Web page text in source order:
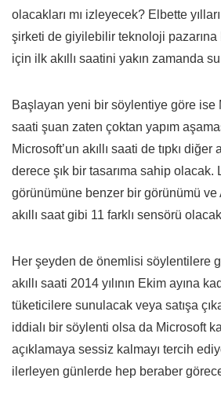
olacakları mı izleyecek? Elbette
şirketi de giyilebilir teknoloji pazarına
için ilk akıllı saatini yakın zamanda
Başlayan yeni bir söylentiye göre ise
saati şuan zaten çoktan yapım
Microsoft’un akıllı saati de tıpkı diğer
derece şık bir tasarıma sahip olacak.
görünümüne benzer bir görünümü ve
akıllı saat gibi 11 farklı sensörü
Her şeyden de önemlisi söylentilere
akıllı saati 2014 yılının Ekim ayına
tüketicilere sunulacak veya satışa
iddialı bir söylenti olsa da Microsoft
açıklamaya sessiz kalmayı tercih
ilerleyen günlerde hep beraber